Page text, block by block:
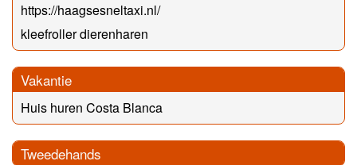
https://haagsesneltaxi.nl/
kleefroller dierenharen
Vakantie
Huis huren Costa Blanca
Tweedehands